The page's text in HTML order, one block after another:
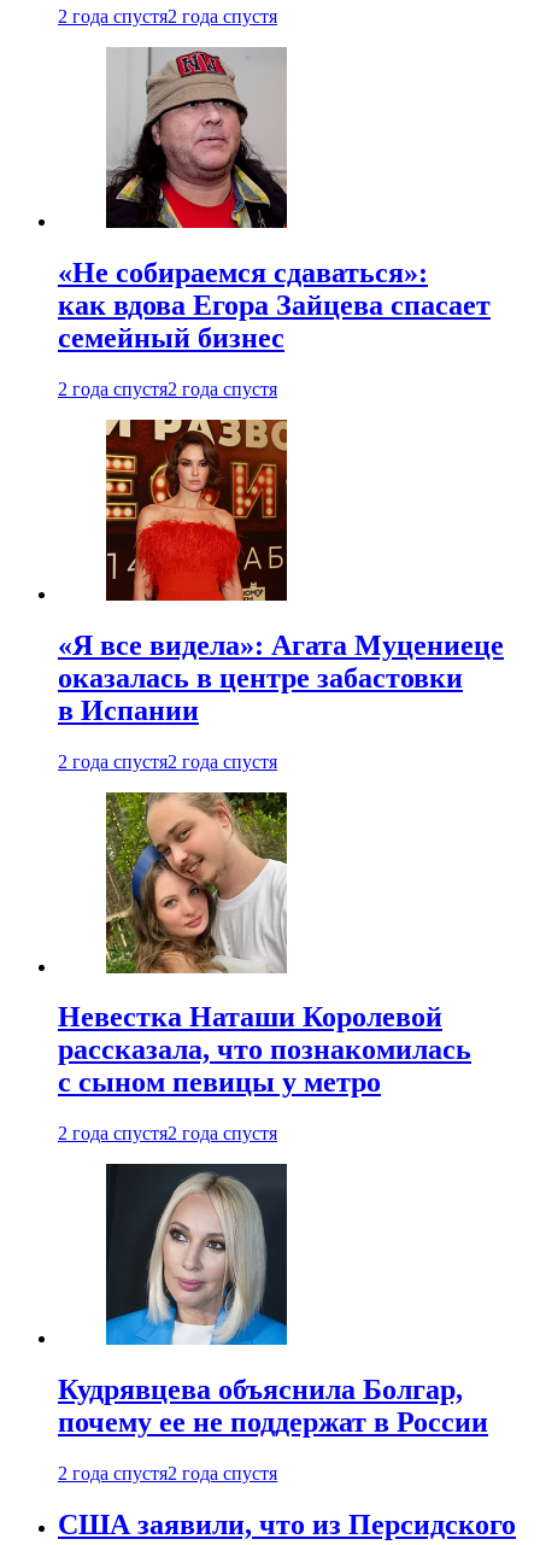
2 года спустя2 года спустя
«Не собираемся сдаваться»:
как вдова Егора Зайцева спасает
семейный бизнес
2 года спустя2 года спустя
«Я все видела»: Агата Муцениеце
оказалась в центре забастовки
в Испании
2 года спустя2 года спустя
Невестка Наташи Королевой
рассказала, что познакомилась
с сыном певицы у метро
2 года спустя2 года спустя
Кудрявцева объяснила Болгар,
почему ее не поддержат в России
2 года спустя2 года спустя
США заявили, что из Персидского